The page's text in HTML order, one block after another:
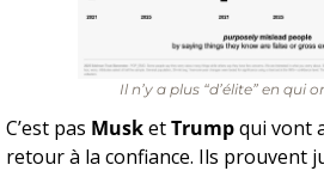
Il n’y a plus “d’élite” en qui
C’est pas Musk et Trump qui vont
retour à la confiance. Ils prouvent